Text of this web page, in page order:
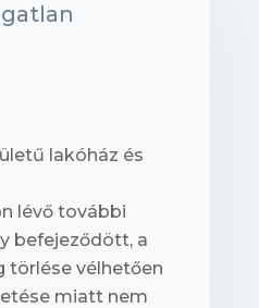
lakóház és
lévő további
befejeződött, a
törlése vélhetően
miatt nem